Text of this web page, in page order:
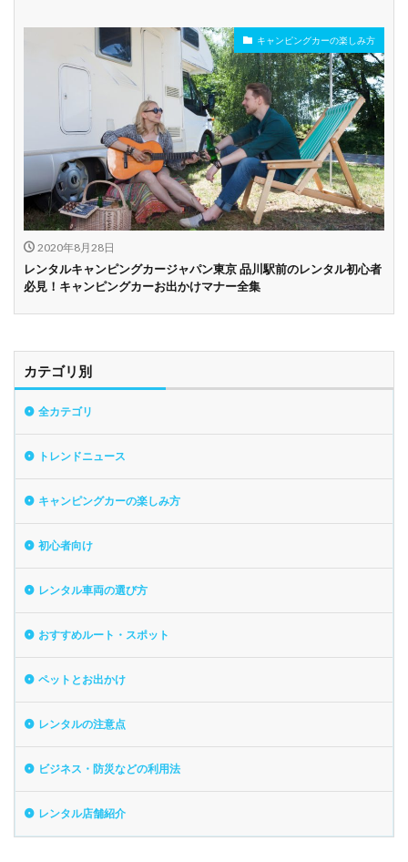
キャンピングカーの楽しみ方
2020年8月28日
レンタルキャンピングカージャパン東京 品川駅前のレンタル初心者
必見！キャンピングカーお出かけマナー全集
カテゴリ別
全カテゴリ
トレンドニュース
キャンピングカーの楽しみ方
初心者向け
レンタル車両の選び方
おすすめルート・スポット
ペットとお出かけ
レンタルの注意点
ビジネス・防災などの利用法
レンタル店舗紹介